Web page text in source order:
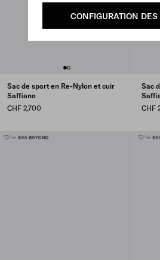
CONFIGURATION
Sac de sport en Re-Nylon et cuir
Saffiano
CHF 2,700
Sac
CHF